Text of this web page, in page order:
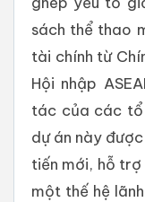
sách thể thao
tài chính từ
Hội nhập
tác của các tổ
dự án này
tiến mới, hỗ trợ
một thế hệ